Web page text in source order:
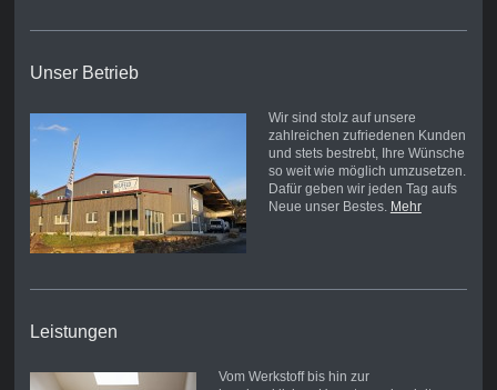
Unser Betrieb
Wir sind stolz auf unsere
zahlreichen zufriedenen Kunden
und stets bestrebt, Ihre Wünsche
so weit wie möglich umzusetzen.
Dafür geben wir jeden Tag aufs
Neue unser Bestes. Mehr
Leistungen
Vom Werkstoff bis hin zur